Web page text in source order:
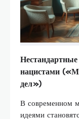
нацистами
дел»)
В современном
идеями